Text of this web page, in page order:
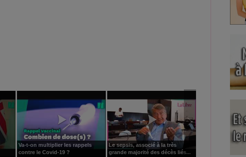
Va-t-on multiplier les rappels
contre le Covid-19 ?
Le sepsis, associé à la très
grande majorité des décès liés...